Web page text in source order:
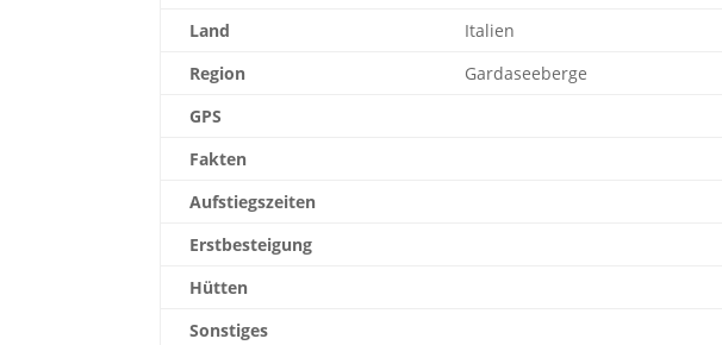
Land
Italien
Region
Gardaseeberge
GPS
Fakten
Aufstiegszeiten
Erstbesteigung
Hütten
Sonstiges